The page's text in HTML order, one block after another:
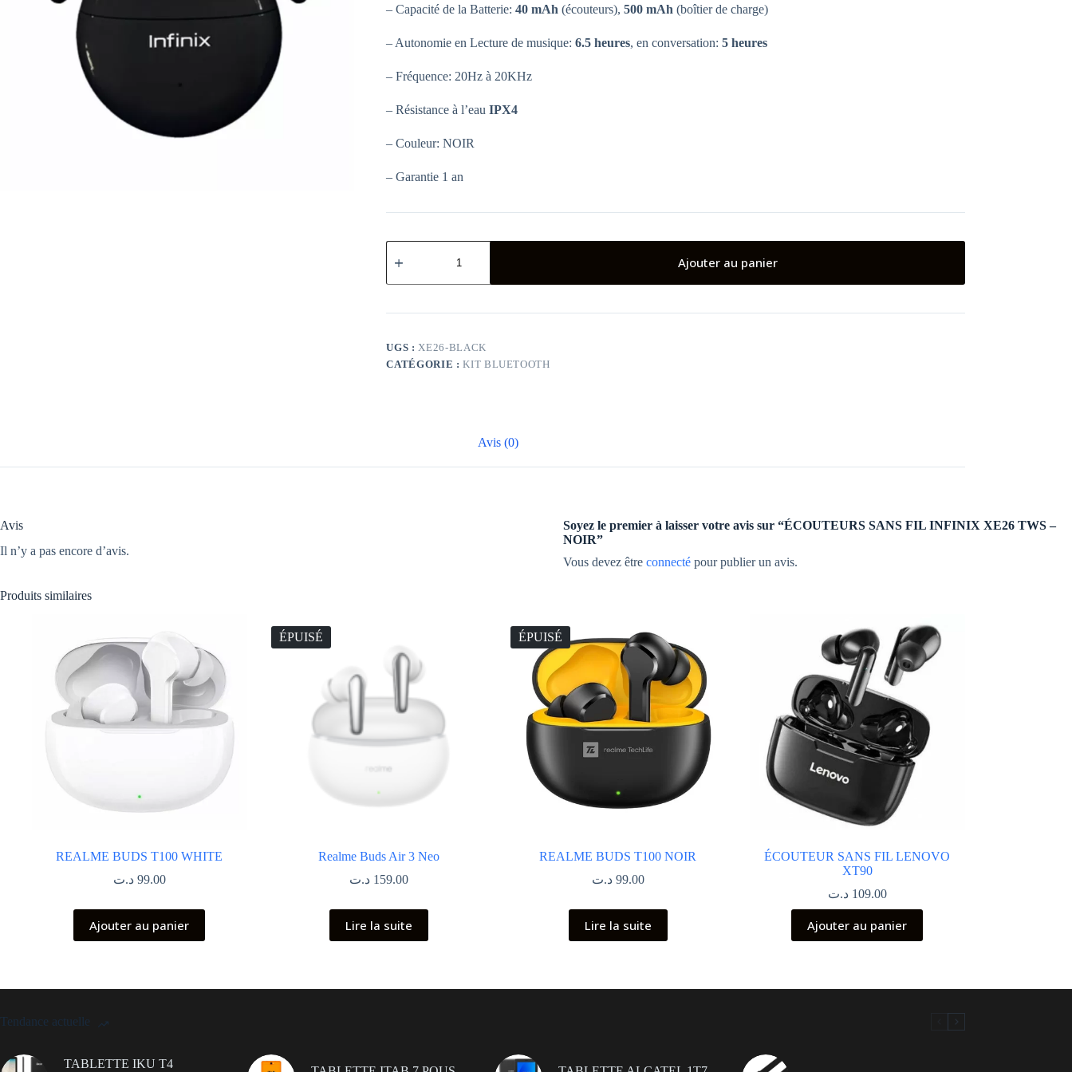
– Capacité de la Batterie:40 mAh (écouteurs),500 mAh (boîtier de charge)
– Autonomie en Lecture de musique:6.5 heures, en conversation:5 heures
– Fréquence: 20Hz à 20KHz
– Résistance à l’eau IPX4
– Couleur: NOIR
– Garantie 1 an
quantité
de
SANS
INFINIX
TWS
-
NOIR
Ajouter au panier
UGS : XE26-BLACK
CATÉGORIE :KIT BLUETOOTH
Avis (0)
Avis
Il n’y a pas encore d’avis.
Soyez le premier à laisser votre avis sur “ÉCOUTEURS SANS FIL INFINIX XE26 TWS –
NOIR”
Vous devez être connectépour publier un avis.
Produits similaires
REALME BUDS T100 WHITE
99.00 د.ت
Ajouter au panier
ÉPUISÉ
Realme Buds Air 3 Neo
159.00 د.ت
Lire la suite
ÉPUISÉ
REALME BUDS T100 NOIR
99.00 د.ت
Lire la suite
ÉCOUTEUR SANS FIL LENOVO
XT90
109.00 د.ت
Ajouter au panier
Tendance actuelle
TABLETTE IKU T4